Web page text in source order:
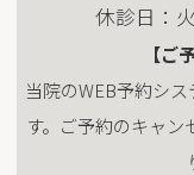
休診日：
【ご
当院のWEB予約シ
す。ご予約のキャン